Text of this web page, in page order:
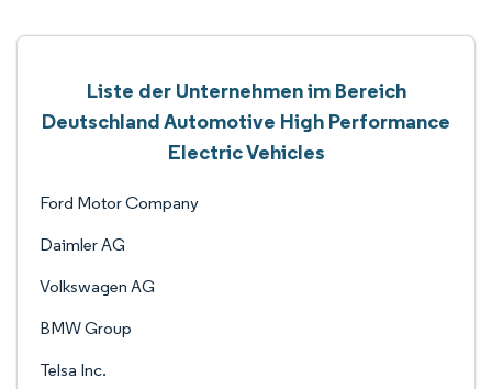
Liste der Unternehmen im Bereich
Deutschland Automotive High Performance
Electric Vehicles
Ford Motor Company
Daimler AG
Volkswagen AG
BMW Group
Telsa Inc.